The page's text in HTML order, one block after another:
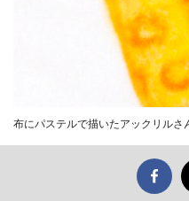
布にパステルで描いたアックリルさ